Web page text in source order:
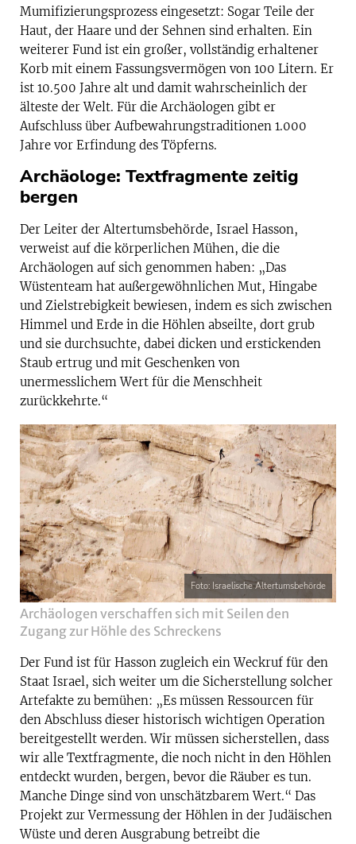
Mumifizierungsprozess eingesetzt: Sogar Teile der
Haut, der Haare und der Sehnen sind erhalten. Ein
weiterer Fund ist ein großer, vollständig erhaltener
Korb mit einem Fassungsvermögen von 100 Litern. Er
ist 10.500 Jahre alt und damit wahrscheinlich der
älteste der Welt. Für die Archäologen gibt er
Aufschluss über Aufbewahrungstraditionen 1.000
Jahre vor Erfindung des Töpferns.
Archäologe: Textfragmente zeitig
bergen
Der Leiter der Altertumsbehörde, Israel Hasson,
verweist auf die körperlichen Mühen, die die
Archäologen auf sich genommen haben: „Das
Wüstenteam hat außergewöhnlichen Mut, Hingabe
und Zielstrebigkeit bewiesen, indem es sich zwischen
Himmel und Erde in die Höhlen abseilte, dort grub
und sie durchsuchte, dabei dicken und erstickenden
Staub ertrug und mit Geschenken von
unermesslichem Wert für die Menschheit
zurückkehrte.“
Foto: Israelische Altertumsbehörde
Archäologen verschaffen sich mit Seilen den
Zugang zur Höhle des Schreckens
Der Fund ist für Hasson zugleich ein Weckruf für den
Staat Israel, sich weiter um die Sicherstellung solcher
Artefakte zu bemühen: „Es müssen Ressourcen für
den Abschluss dieser historisch wichtigen Operation
bereitgestellt werden. Wir müssen sicherstellen, dass
wir alle Textfragmente, die noch nicht in den Höhlen
entdeckt wurden, bergen, bevor die Räuber es tun.
Manche Dinge sind von unschätzbarem Wert.“ Das
Projekt zur Vermessung der Höhlen in der Judäischen
Wüste und deren Ausgrabung betreibt die